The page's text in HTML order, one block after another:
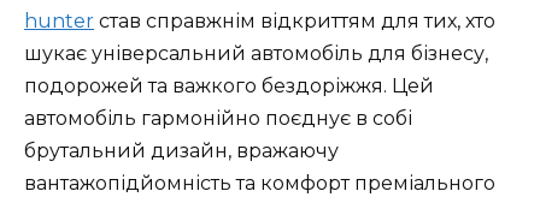
hunter став справжнім відкриттям для тих, хто
шукає універсальний автомобіль для бізнесу,
подорожей та важкого бездоріжжя. Цей
автомобіль гармонійно поєднує в собі
брутальний дизайн, вражаючу
вантажопідйомність та комфорт преміального